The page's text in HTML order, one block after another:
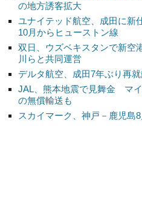
の地方誘客拡大
ユナイテッド航空、成田に新
10月からヒューストン線
双日、ウズベキスタンで新
川らと共同運営
デルタ航空、成田7年ぶり再
JAL、熊本地震で見舞金 マ
の無償輸送も
スカイマーク、神戸－鹿児